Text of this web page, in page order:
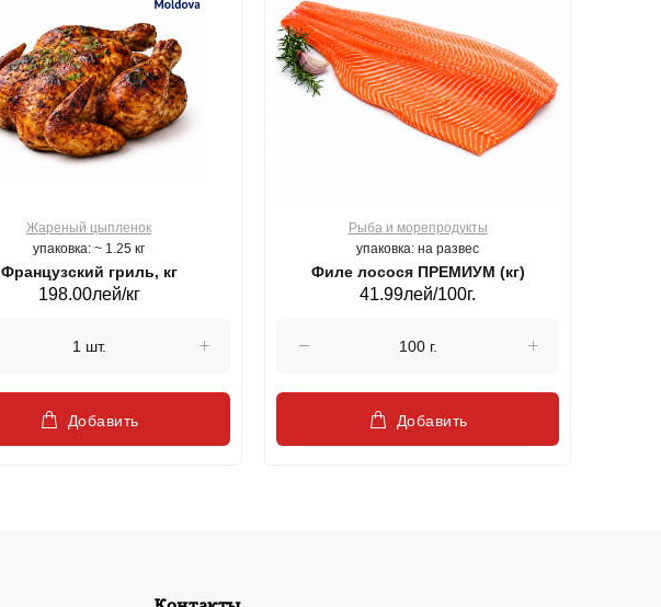
Жареный цыпленок
упаковка: ~ 1.25 кг
Французский гриль, кг
198.00лей/кг
Добавить
Рыба и морепродукты
упаковка: на развес
Филе лосося ПРЕМИУМ (кг)
41.99лей/100г.
Добавить